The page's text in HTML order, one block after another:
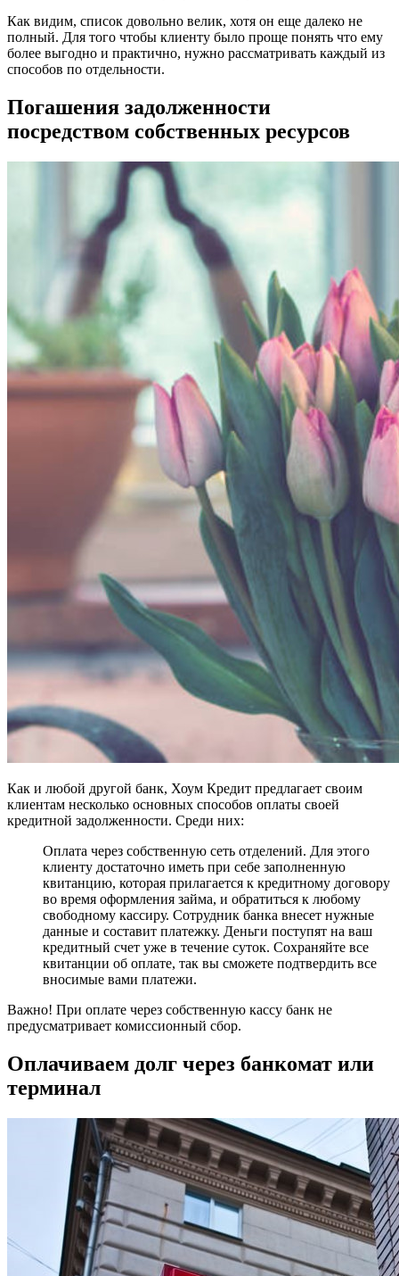
Как видим, список довольно велик, хотя он еще далеко не
полный. Для того чтобы клиенту было проще понять что ему
более выгодно и практично, нужно рассматривать каждый из
способов по отдельности.
Погашения задолженности
посредством собственных ресурсов
Как и любой другой банк, Хоум Кредит предлагает своим
клиентам несколько основных способов оплаты своей
кредитной задолженности. Среди них:
Оплата через собственную сеть отделений. Для этого
клиенту достаточно иметь при себе заполненную
квитанцию, которая прилагается к кредитному договору
во время оформления займа, и обратиться к любому
свободному кассиру. Сотрудник банка внесет нужные
данные и составит платежку. Деньги поступят на ваш
кредитный счет уже в течение суток. Сохраняйте все
квитанции об оплате, так вы сможете подтвердить все
вносимые вами платежи.
Важно! При оплате через собственную кассу банк не
предусматривает комиссионный сбор.
Оплачиваем долг через банкомат или
терминал